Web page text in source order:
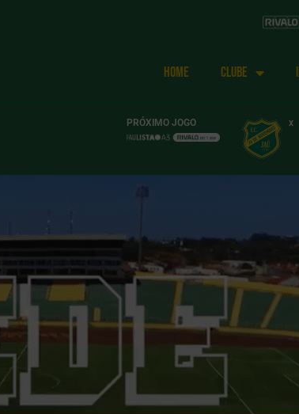
HOME CLUBE
PRÓXIMO JOGO x